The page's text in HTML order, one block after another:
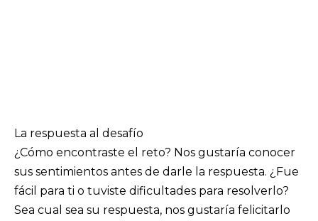
La respuesta al desafío
¿Cómo encontraste el reto? Nos gustaría conocer
sus sentimientos antes de darle la respuesta. ¿Fue
fácil para ti o tuviste dificultades para resolverlo?
Sea cual sea su respuesta, nos gustaría felicitarlo